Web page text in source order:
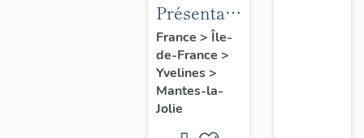
Présentation
de l'étude
France > Île-
de-France >
Yvelines>
Mantes-la-
Jolie